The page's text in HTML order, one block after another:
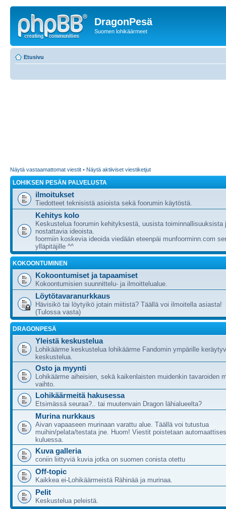
DragonPesä
Suomen lohikäärmeet
Etusivu
Näytä vastaamattomat viestit • Näytä aktiiviset viestiketjut
LOHIKSEN PESÄN PALVELUSTA
ilmoitukset
Tiedotteet teknisistä asioista sekä foorumin käytöstä.
Kehitys kolo
Keskustelua foorumin kehityksestä, uusista toiminnallisuuksista
nostattavia ideoista.
foormiin koskevia ideoida viedään eteenpäi munfoorminn.com
ylläpitäjille ^^
KOKOONTUMINEN
Kokoontumiset ja tapaamiset
Kokoontumisien suunnittelu- ja ilmoittelualue.
Löytötavaranurkkaus
Hävisikö tai löytyikö jotain miitistä? Täällä voi ilmoitella asiasta!
(Tulossa vasta)
DRAGONPESÄ
Yleistä keskustelua
Lohikäärme keskustelua lohikäärme Fandomin ympärille
keskustelua.
Osto ja myynti
Lohikäärme aiheisien, sekä kaikenlaisten muidenkin tavaroiden
vaihto.
Lohikäärmeitä hakusessa
Etsimässä seuraa?.. tai muutenvain Dragon lähialueelta?
Murina nurkkaus
Aivan vapaaseen murinaan varattu alue. Täällä voi tutustua
muihin/pelata/testata jne. Huom! Viestit poistetaan
kuluessa.
Kuva galleria
coniin liittyviä kuvia jotka on suomen conista otettu
Off-topic
Kaikkea ei-Lohikäärmeistä Rähinää ja murinaa.
Pelit
Keskustelua peleistä.